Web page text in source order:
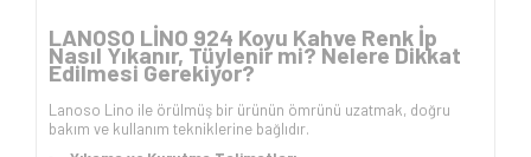
LANOSO LİNO 924 Koyu Kahve Renk İp
Nasıl Yıkanır, Tüylenir mi? Nelere Dikkat
Edilmesi Gerekiyor?
Lanoso Lino ile örülmüş bir ürünün ömrünü uzatmak, doğru
bakım ve kullanım tekniklerine bağlıdır.